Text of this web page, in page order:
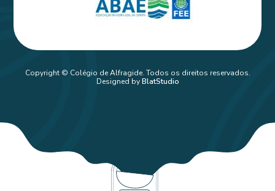
Copyright © Colégio de Alfragide. Todos os direitos reservados.
Designed byBlatStudio